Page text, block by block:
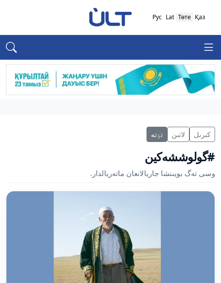
Қаз
Төте
Lat
Рус
كىرىل لاتىن تٶتە
#گولوششەكين
وسى تەگ بويىنشا جاريالانعان ماتەريالدار.